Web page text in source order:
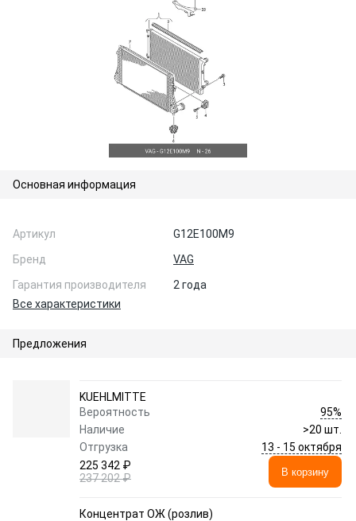
Основная информация
Артикул
G12E100M9
Бренд
VAG
Гарантия производителя
2 года
Все характеристики
Предложения
KUEHLMITTE
Вероятность
95%
Наличие
>20 шт.
Отгрузка
13 - 15 октября
225 342 ₽
237 202 ₽
В корзину
Концентрат ОЖ (розлив)